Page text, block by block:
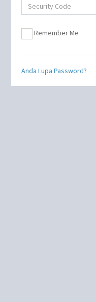
Remember Me
Anda Lupa Password?